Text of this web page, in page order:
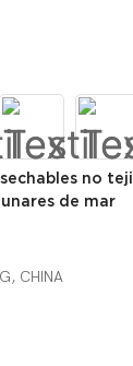
no
de mar
CHINA